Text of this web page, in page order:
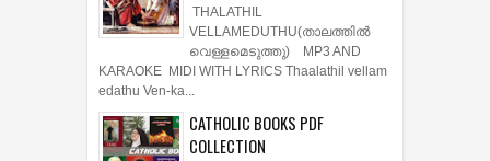
THALATHIL
VELLAMEDUTHU(താലത്തില്‍
വെള്ളമെടുത്തു) MP3 AND
KARAOKE MIDI WITH LYRICS Thaalathil vellam
edathu Ven-ka...
CATHOLIC BOOKS PDF
COLLECTION